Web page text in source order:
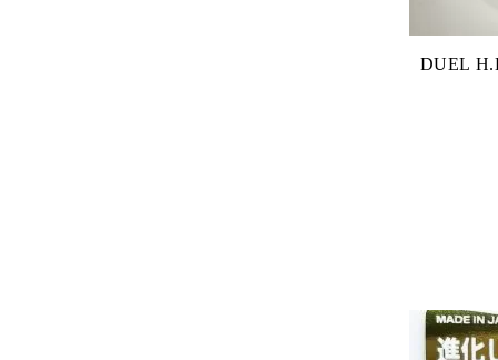
DUEL